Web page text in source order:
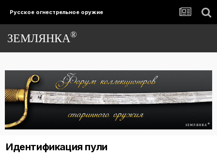
Русское огнестрельное оружие
ЗЕМЛЯНКА®
Идентификация пули